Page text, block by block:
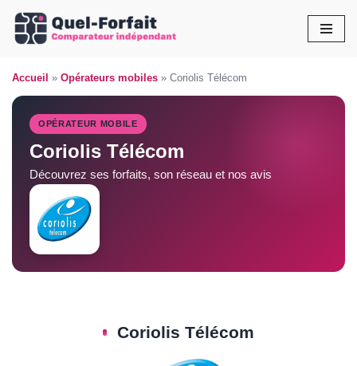
Aller
contenu
Accueil » Opérateurs mobiles » Coriolis Télécom
OPÉRATEUR MOBILE
Coriolis Télécom
Découvrez ses forfaits, son réseau et nos avis
Coriolis Télécom